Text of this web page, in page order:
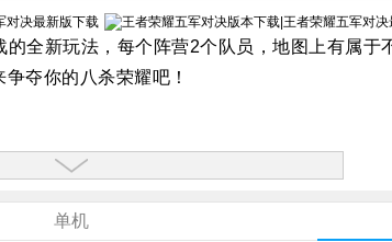
全新玩法，每个阵营2个队员，地图上有属
夺你的八杀荣耀吧！
单机